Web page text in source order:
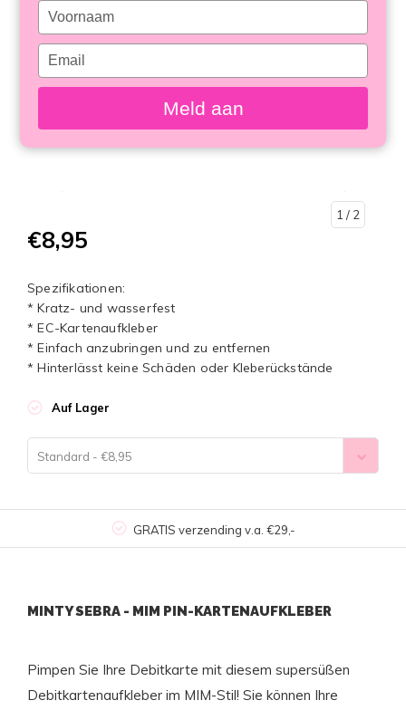
1 / 2
€8,95
Spezifikationen:
* Kratz- und wasserfest
* EC-Kartenaufkleber
* Einfach anzubringen und zu entfernen
* Hinterlässt keine Schäden oder Kleberückstände
Auf Lager
Standard - €8,95
GRATIS verzending v.a. €29,-
MINTY SEBRA - MIM PIN-KARTENAUFKLEBER
Pimpen Sie Ihre Debitkarte mit diesem supersüßen
Debitkartenaufkleber im MIM-Stil! Sie können Ihre
Type
your
name
Type
your
email
Meld aan